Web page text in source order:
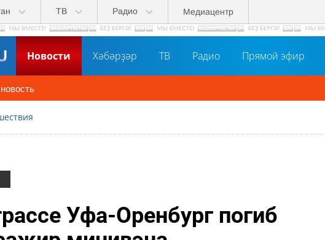
ТВ Радио Медиацентр
Новости Хәбәрҙәр ТВ Радио Прямой эфир
Уфа-Оренбург погиб